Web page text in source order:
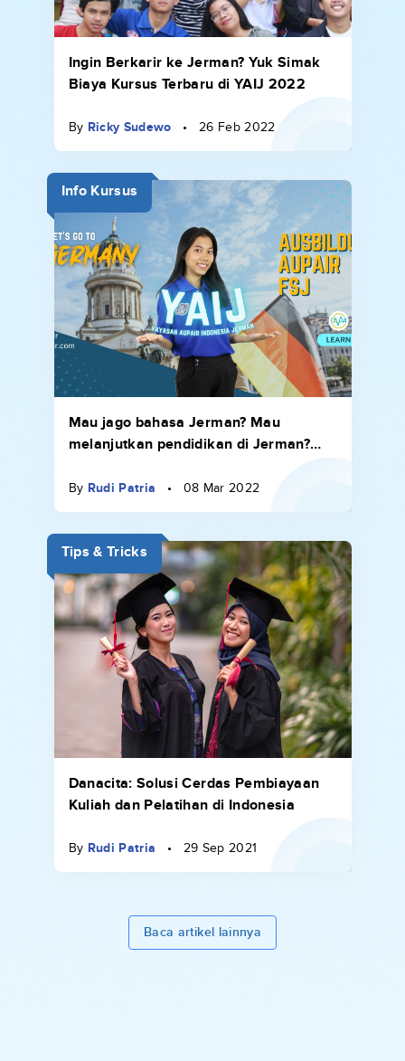
Ingin Berkarir ke Jerman? Yuk Simak
Biaya Kursus Terbaru di YAIJ 2022
By Ricky Sudewo • 26 Feb 2022
Info Kursus
Mau jago bahasa Jerman? Mau
melanjutkan pendidikan di Jerman?
By Rudi Patria • 08 Mar 2022
Tips & Tricks
Danacita: Solusi Cerdas Pembiayaan
Kuliah dan Pelatihan di Indonesia
By Rudi Patria • 29 Sep 2021
Baca artikel lainnya